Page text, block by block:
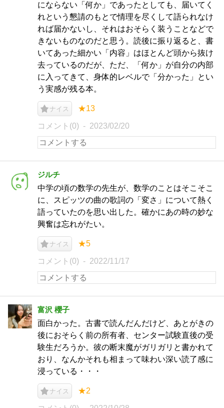
にならない「何か」であったとしても、届いてく
れという懇請のもとで情理を尽くして語られなけ
れば届かないし、それはおそらく装うことなどで
きないものなのだと思う。読後に振り返ると、書
いてあった細かい「内容」はほとんど頭から抜け
去っているのだが、ただ、「何か」が自分の内部
に入ってきて、身体的レベルで「分かった」とい
う実感が残る本。
ナイス ★13
コメント(0) 2023/02/20
ジルチ
中学の頃の数学の先生が、数学のことはそこそこ
に、スピッツの曲の歌詞の「変さ」について熱く
語っていたのを思い出した。確かにあの時の妙な
興奮は忘れがたい。
ナイス ★5
コメント(0) 2022/11/17
富沢 櫻子
面白かった。古書で読んだんだけど、あとがきの
後におそらく前の所有者、センター試験直後の受
験生だろうか。彼の断末魔がガリガリと書かれて
おり、なんかそれも相まって味わい深い読了感に
浸っている・・・
ナイス ★2